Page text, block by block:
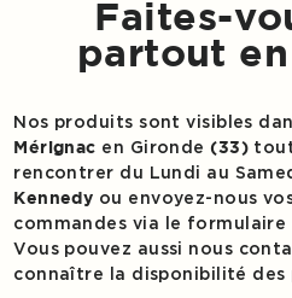
Faites-
partout
Nos produits sont visibles
Mérignac en Gironde(33)
rencontrer du Lundi au
Kennedy ou envoyez-nous
commandes via le formulaire
Vous pouvez aussi nous
connaître la disponibilité des